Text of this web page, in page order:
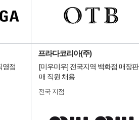
영점
프라다코리아(주)
[미우미우] 전국지역 백화점 매장판
매 직원 채용
전국 지점